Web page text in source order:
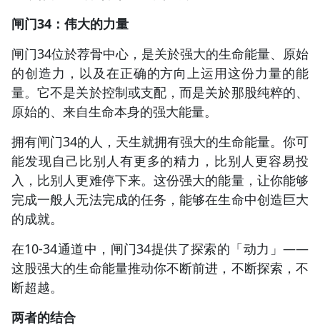
闸门34：伟大的力量
闸门34位於荐骨中心，是关於强大的生命能量、原始
的创造力，以及在正确的方向上运用这份力量的能
量。它不是关於控制或支配，而是关於那股纯粹的、
原始的、来自生命本身的强大能量。
拥有闸门34的人，天生就拥有强大的生命能量。你可
能发现自己比别人有更多的精力，比别人更容易投
入，比别人更难停下来。这份强大的能量，让你能够
完成一般人无法完成的任务，能够在生命中创造巨大
的成就。
在10-34通道中，闸门34提供了探索的「动力」——
这股强大的生命能量推动你不断前进，不断探索，不
断超越。
两者的结合